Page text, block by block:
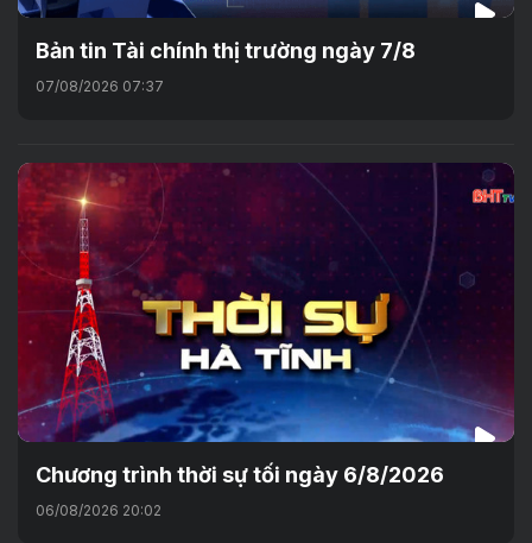
Bản tin Tài chính thị trường ngày 7/8
07/08/2026 07:37
Chương trình thời sự tối ngày 6/8/2026
06/08/2026 20:02